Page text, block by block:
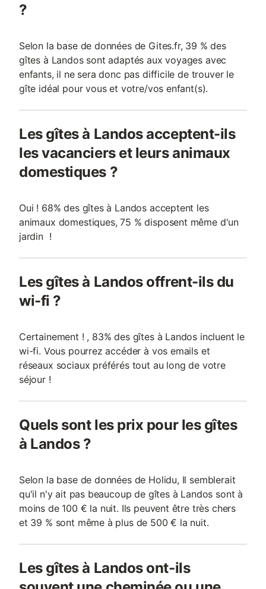
?
Selon la base de données de Gites.fr, 39 % des
gîtes à Landos sont adaptés aux voyages avec
enfants, il ne sera donc pas difficile de trouver le
gîte idéal pour vous et votre/vos enfant(s).
Les gîtes à Landos acceptent-ils
les vacanciers et leurs animaux
domestiques ?
Oui ! 68% des gîtes à Landos acceptent les
animaux domestiques, 75 % disposent même d'un
jardin !
Les gîtes à Landos offrent-ils du
wi-fi ?
Certainement ! , 83% des gîtes à Landos incluent le
wi-fi. Vous pourrez accéder à vos emails et
réseaux sociaux préférés tout au long de votre
séjour !
Quels sont les prix pour les gîtes
à Landos ?
Selon la base de données de Holidu, Il semblerait
qu'il n'y ait pas beaucoup de gîtes à Landos sont à
moins de 100 € la nuit. Ils peuvent être très chers
et 39 % sont même à plus de 500 € la nuit.
Les gîtes à Landos ont-ils